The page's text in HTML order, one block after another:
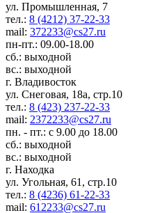
ул. Промышленная, 7
тел.: 8 (4212) 37-22-33
mail: 372233@cs27.ru
пн-пт.: 09.00-18.00
сб.: выходной
вс.: выходной
г. Владивосток
ул. Снеговая, 18а, стр.10
тел.: 8 (423) 237-22-33
mail: 2372233@cs27.ru
пн. - пт.: с 9.00 до 18.00
сб.: выходной
вс.: выходной
г. Находка
ул. Угольная, 61, стр.10
тел.: 8 (4236) 61-22-33
mail: 612233@cs27.ru